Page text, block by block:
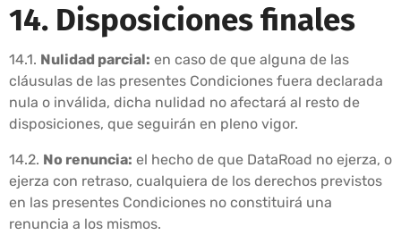
14. Disposiciones finales
14.1. Nulidad parcial: en caso de que alguna de las
cláusulas de las presentes Condiciones fuera declarada
nula o inválida, dicha nulidad no afectará al resto de
disposiciones, que seguirán en pleno vigor.
14.2. No renuncia: el hecho de que DataRoad no ejerza, o
ejerza con retraso, cualquiera de los derechos previstos
en las presentes Condiciones no constituirá una
renuncia a los mismos.